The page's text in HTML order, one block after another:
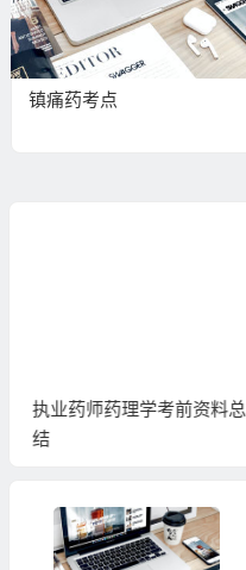
镇痛药考点
执业药师药理学考前资料总
结